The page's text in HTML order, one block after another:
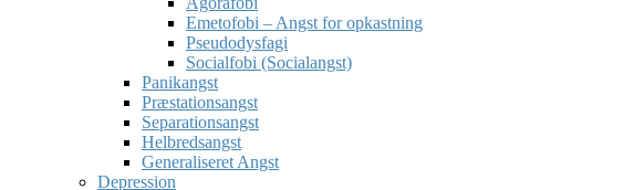
Emetofobi – Angst for opkastning
Pseudodysfagi
Socialfobi (Socialangst)
Panikangst
Præstationsangst
Separationsangst
Helbredsangst
Generaliseret Angst
Depression